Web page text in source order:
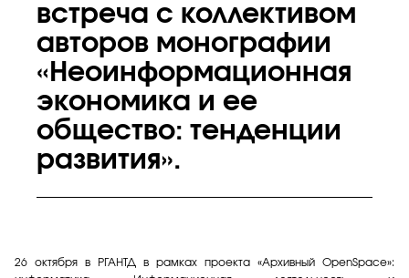
встреча с коллективом
авторов монографии
«Неоинформационная
экономика и ее
общество: тенденции
развития».
26 октября в РГАНТД в рамках проекта «Архивный OpenSpace»: